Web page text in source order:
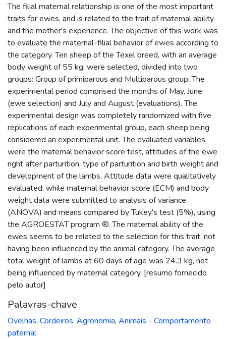
The filial maternal relationship is one of the most important
traits for ewes, and is related to the trait of maternal ability
and the mother's experience. The objective of this work was
to evaluate the maternal-filial behavior of ewes according to
the category. Ten sheep of the Texel breed, with an average
body weight of 55 kg, were selected, divided into two
groups: Group of primiparous and Multiparous group. The
experimental period comprised the months of May, June
(ewe selection) and July and August (evaluations). The
experimental design was completely randomized with five
replications of each experimental group, each sheep being
considered an experimental unit. The evaluated variables
were the maternal behavior score test, attitudes of the ewe
right after parturition, type of parturition and birth weight and
development of the lambs. Attitude data were qualitatively
evaluated, while maternal behavior score (ECM) and body
weight data were submitted to analysis of variance
(ANOVA) and means compared by Tukey's test (5%), using
the AGROESTAT program ®. The maternal ability of the
ewes seems to be related to the selection for this trait, not
having been influenced by the animal category. The average
total weight of lambs at 60 days of age was 24.3 kg, not
being influenced by maternal category. [resumo fornecido
pelo autor]
Palavras-chave
Ovelhas, Cordeiros, Agronomia, Animais - Comportamento
paternal